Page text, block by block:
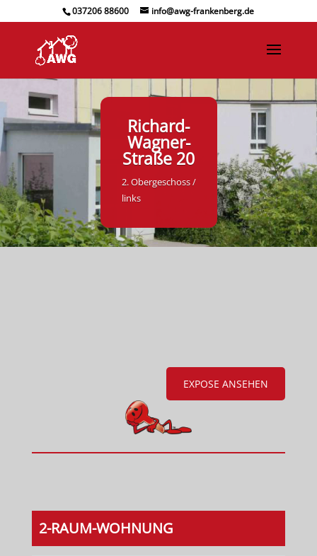
037206 88600 info@awg-frankenberg.de
Richard-
Wagner-
Straße 20
2. Obergeschoss /
links
EXPOSE ANSEHEN
2-RAUM-WOHNUNG